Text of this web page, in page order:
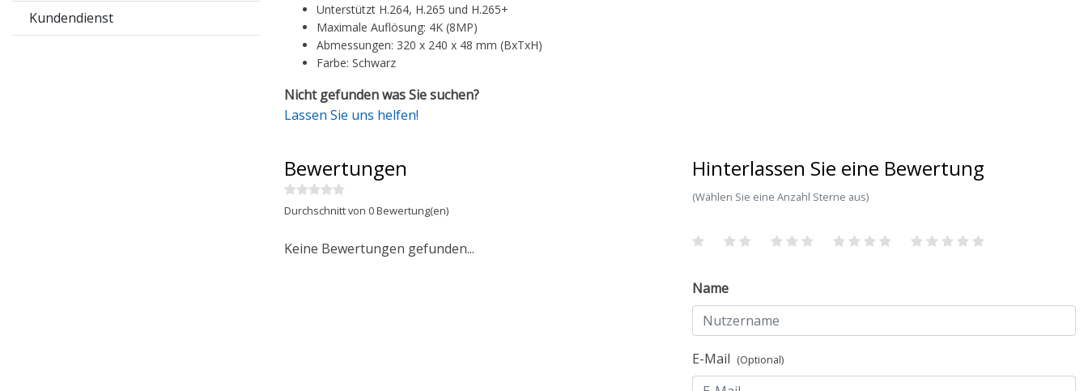
Kundendienst
Unterstützt H.264, H.265 und H.265+
Maximale Auflösung: 4K (8MP)
Abmessungen: 320 x 240 x 48 mm (BxTxH)
Farbe: Schwarz
Nicht gefunden was Sie suchen?
Lassen Sie uns helfen!
Bewertungen
Durchschnitt von 0 Bewertung(en)
Keine Bewertungen gefunden...
Hinterlassen Sie eine Bewertung
(Wählen Sie eine Anzahl Sterne aus)
Name
E-Mail (Optional)